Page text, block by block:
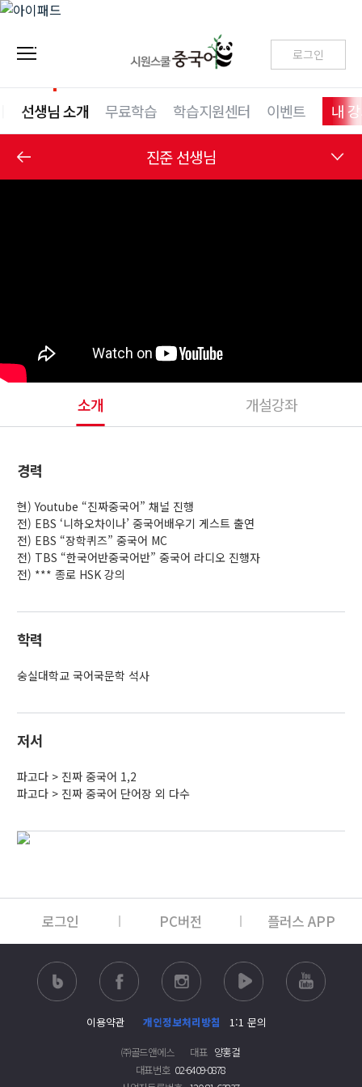
로그인
선생님 소개 무료학습 학습지원센터 이벤트 내
진준 선생님
소개 개설강좌
경력
현) Youtube “진짜중국어” 채널 진행
전) EBS ‘니하오차이나’ 중국어배우기 게스트 출연
전) EBS “장학퀴즈” 중국어 MC
전) TBS “한국어반중국어반” 중국어 라디오 진행자
전) *** 종로 HSK 강의
학력
숭실대학교 국어국문학 석사
저서
파고다 > 진짜 중국어 1,2
파고다 > 진짜 중국어 단어장 외 다수
로그인 PC버전 플러스 APP
이용약관 개인정보처리방침
1:1 문의
㈜골드앤에스
대표 양홍걸
대표번호 02-6409-0878